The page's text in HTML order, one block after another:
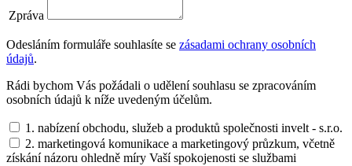
Zpráva
Odesláním formuláře souhlasíte se zásadami ochrany osobních
údajů.
Rádi bychom Vás požádali o udělení souhlasu se zpracováním
osobních údajů k níže uvedeným účelům.
1. nabízení obchodu, služeb a produktů společnosti invelt - s.r.o.
2. marketingová komunikace a marketingový průzkum, včetně
získání názoru ohledně míry Vaší spokojenosti se službami